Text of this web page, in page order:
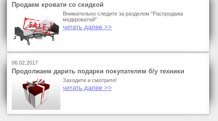
Продаем кровати со скидкой
Внимательно следите за разделом "Распродажа
медкроватей"
читать далее >>
06.02.2017
Продолжаем дарить подарки покупателям б/у техники
Заходите и смотрите!
читать далее >>